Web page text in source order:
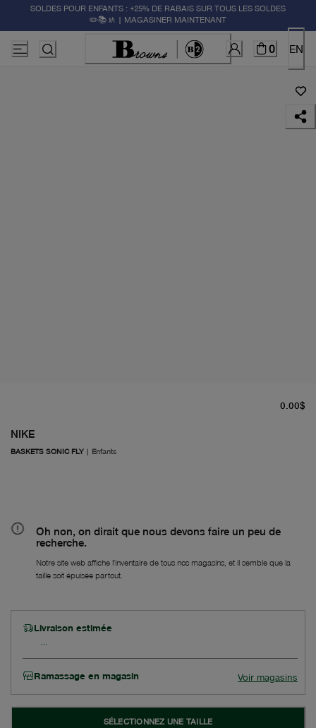
SOLDES POUR ENFANTS : +25% DE RABAIS SUR TOUS LES SOLDES
✏️📚🚸 | MAGASINER MAINTENANT
0 EN
NIKE
BASKETS SONIC FLY| Enfants
0.00$
Oh non, on dirait que nous devons faire un peu de
recherche.
Notre site web affiche l'inventaire de tous nos magasins, et il semble que la
taille soit épuisée partout.
Livraison estimée
Ramassage en magasin Voir magasins
SÉLECTIONNEZ UNE TAILLE